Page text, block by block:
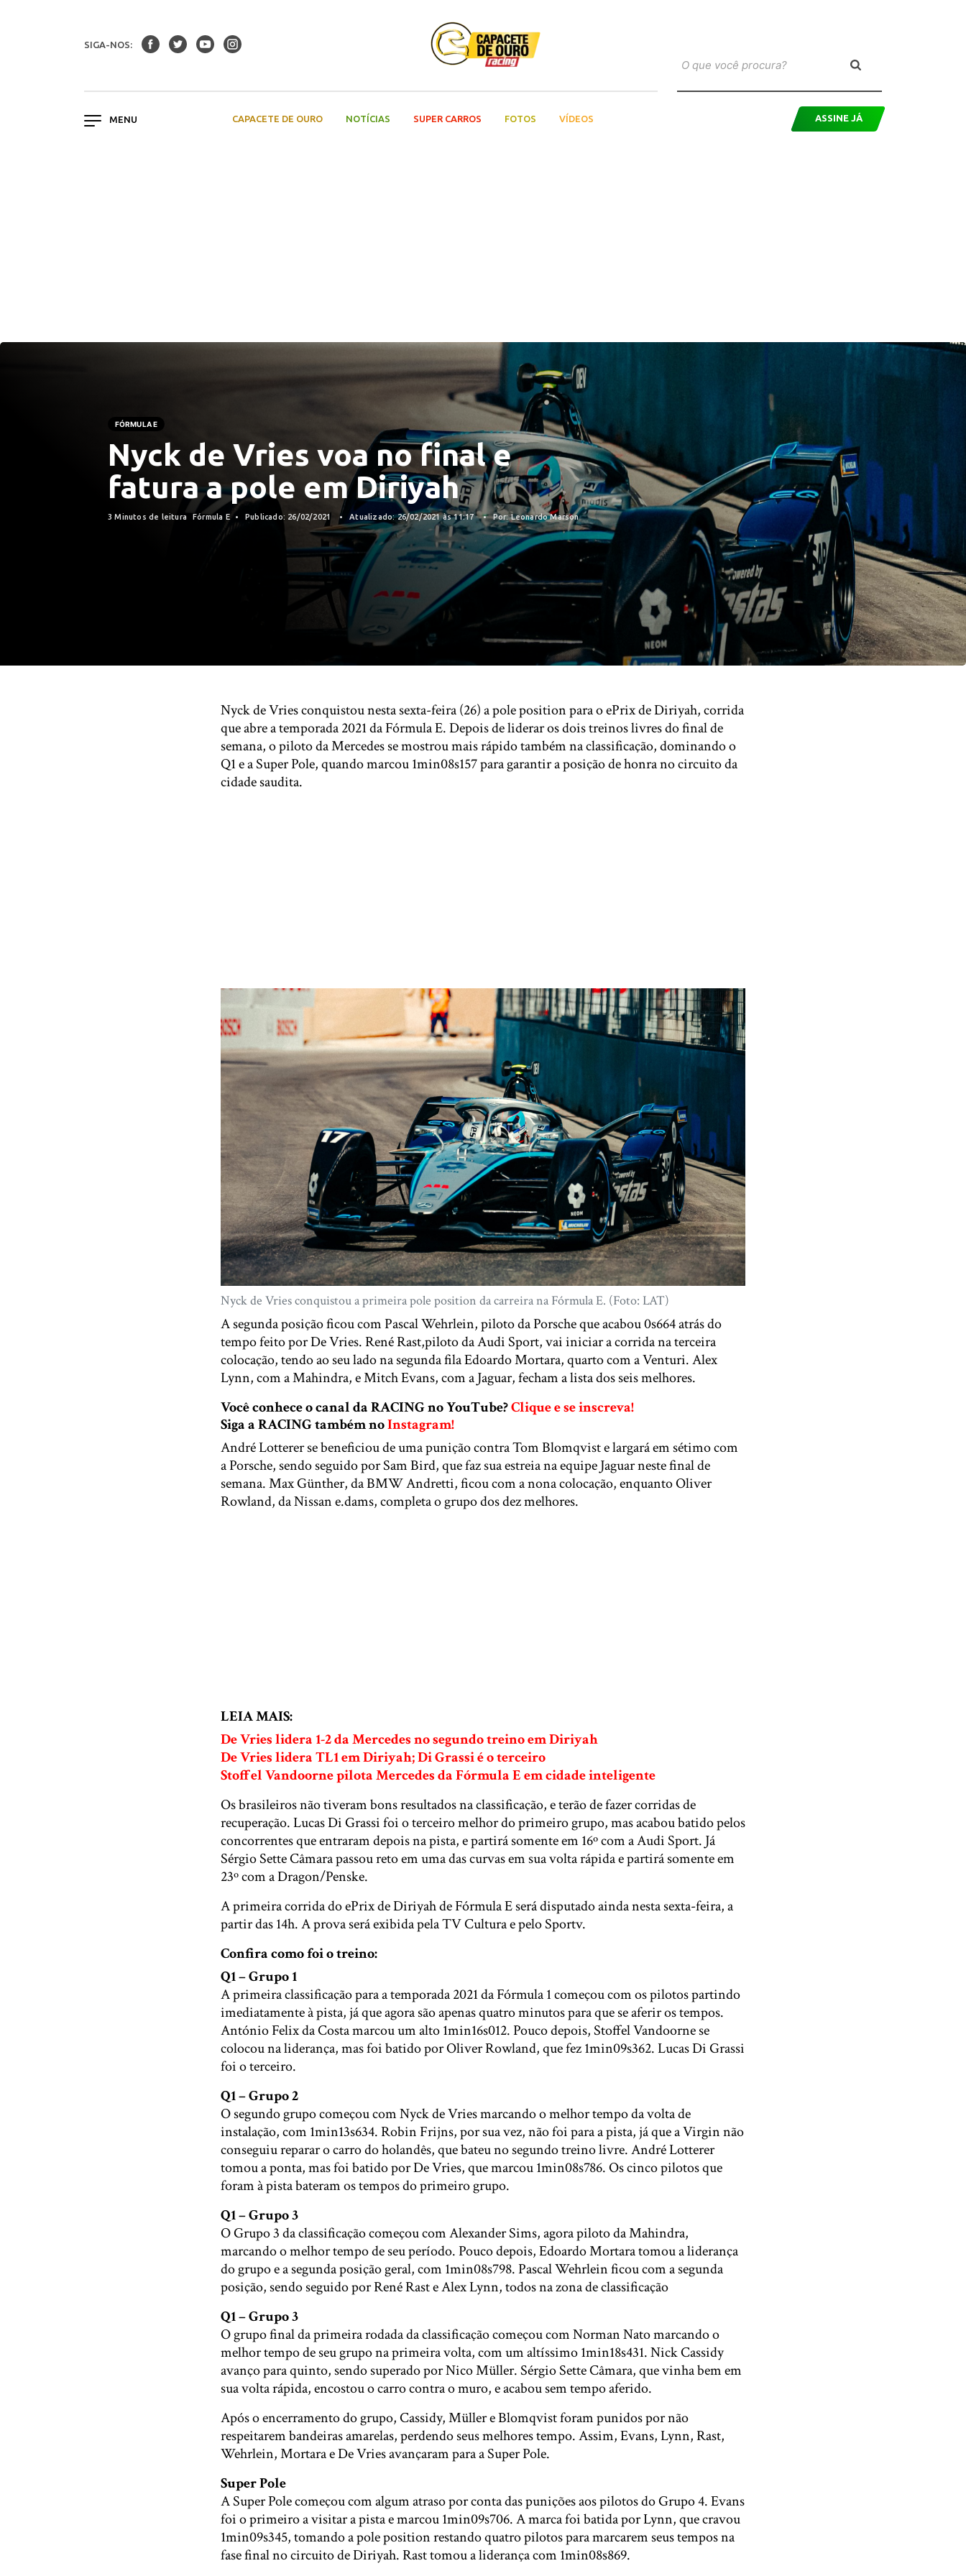
SIGA-NOS:
CAPACETE DE OURO NOTÍCIAS SUPER CARROS FOTOS VÍDEOS ASSINE JÁ
FÓRMULA E
Nyck de Vries voa no final e
fatura a pole em Diriyah
3 Minutos de leitura Fórmula E Publicado: 26/02/2021 Atualizado: 26/02/2021 às 11:17 Por: Leonardo Marson
Nyck de Vries conquistou nesta sexta-feira (26) a pole position para o ePrix de Diriyah, corrida
que abre a temporada 2021 da Fórmula E. Depois de liderar os dois treinos livres do final de
semana, o piloto da Mercedes se mostrou mais rápido também na classificação, dominando o
Q1 e a Super Pole, quando marcou 1min08s157 para garantir a posição de honra no circuito da
cidade saudita.
Nyck de Vries conquistou a primeira pole position da carreira na Fórmula E. (Foto: LAT)
A segunda posição ficou com Pascal Wehrlein, piloto da Porsche que acabou 0s664 atrás do
tempo feito por De Vries. René Rast,piloto da Audi Sport, vai iniciar a corrida na terceira
colocação, tendo ao seu lado na segunda fila Edoardo Mortara, quarto com a Venturi. Alex
Lynn, com a Mahindra, e Mitch Evans, com a Jaguar, fecham a lista dos seis melhores.
Você conhece o canal da RACING no YouTube?Clique e se inscreva!
Siga a RACING também noInstagram!
André Lotterer se beneficiou de uma punição contra Tom Blomqvist e largará em sétimo com
a Porsche, sendo seguido por Sam Bird, que faz sua estreia na equipe Jaguar neste final de
semana. Max Günther, da BMW Andretti, ficou com a nona colocação, enquanto Oliver
Rowland, da Nissan e.dams, completa o grupo dos dez melhores.
LEIA MAIS:
De Vries lidera 1-2 da Mercedes no segundo treino em Diriyah
De Vries lidera TL1 em Diriyah; Di Grassi é o terceiro
Stoffel Vandoorne pilota Mercedes da Fórmula E em cidade inteligente
Os brasileiros não tiveram bons resultados na classificação, e terão de fazer corridas de
recuperação. Lucas Di Grassi foi o terceiro melhor do primeiro grupo, mas acabou batido pelos
concorrentes que entraram depois na pista, e partirá somente em 16º com a Audi Sport. Já
Sérgio Sette Câmara passou reto em uma das curvas em sua volta rápida e partirá somente em
23º com a Dragon/Penske.
A primeira corrida do ePrix de Diriyah de Fórmula E será disputado ainda nesta sexta-feira, a
partir das 14h. A prova será exibida pela TV Cultura e pelo Sportv.
Confira como foi o treino:
Q1 – Grupo 1
A primeira classificação para a temporada 2021 da Fórmula 1 começou com os pilotos partindo
imediatamente à pista, já que agora são apenas quatro minutos para que se aferir os tempos.
António Felix da Costa marcou um alto 1min16s012. Pouco depois, Stoffel Vandoorne se
colocou na liderança, mas foi batido por Oliver Rowland, que fez 1min09s362. Lucas Di Grassi
foi o terceiro.
Q1 – Grupo 2
O segundo grupo começou com Nyck de Vries marcando o melhor tempo da volta de
instalação, com 1min13s634. Robin Frijns, por sua vez, não foi para a pista, já que a Virgin não
conseguiu reparar o carro do holandês, que bateu no segundo treino livre. André Lotterer
tomou a ponta, mas foi batido por De Vries, que marcou 1min08s786. Os cinco pilotos que
foram à pista bateram os tempos do primeiro grupo.
Q1 – Grupo 3
O Grupo 3 da classificação começou com Alexander Sims, agora piloto da Mahindra,
marcando o melhor tempo de seu período. Pouco depois, Edoardo Mortara tomou a liderança
do grupo e a segunda posição geral, com 1min08s798. Pascal Wehrlein ficou com a segunda
posição, sendo seguido por René Rast e Alex Lynn, todos na zona de classificação
Q1 – Grupo 3
O grupo final da primeira rodada da classificação começou com Norman Nato marcando o
melhor tempo de seu grupo na primeira volta, com um altíssimo 1min18s431. Nick Cassidy
avanço para quinto, sendo superado por Nico Müller. Sérgio Sette Câmara, que vinha bem em
sua volta rápida, encostou o carro contra o muro, e acabou sem tempo aferido.
Após o encerramento do grupo, Cassidy, Müller e Blomqvist foram punidos por não
respeitarem bandeiras amarelas, perdendo seus melhores tempo. Assim, Evans, Lynn, Rast,
Wehrlein, Mortara e De Vries avançaram para a Super Pole.
Super Pole
A Super Pole começou com algum atraso por conta das punições aos pilotos do Grupo 4. Evans
foi o primeiro a visitar a pista e marcou 1min09s706. A marca foi batida por Lynn, que cravou
1min09s345, tomando a pole position restando quatro pilotos para marcarem seus tempos na
fase final no circuito de Diriyah. Rast tomou a liderança com 1min08s869.